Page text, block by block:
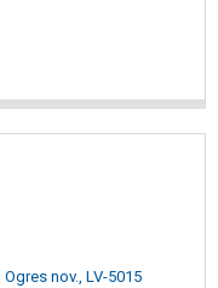
nov., LV-5015